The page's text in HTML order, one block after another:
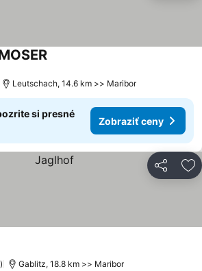
Zobraziť ceny
Leutschach, 14.6 km >> Maribor
si presné
Zobraziť ceny
Zdieľať
Gablitz, 18.8 km >> Maribor